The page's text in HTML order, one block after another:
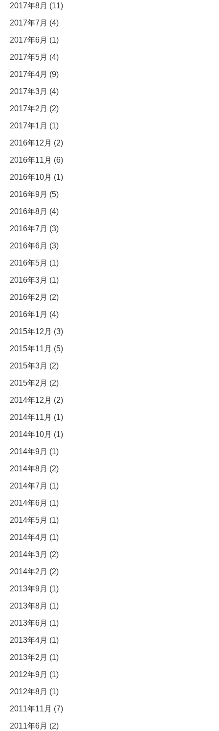
2017年8月 (11)
2017年7月 (4)
2017年6月 (1)
2017年5月 (4)
2017年4月 (9)
2017年3月 (4)
2017年2月 (2)
2017年1月 (1)
2016年12月 (2)
2016年11月 (6)
2016年10月 (1)
2016年9月 (5)
2016年8月 (4)
2016年7月 (3)
2016年6月 (3)
2016年5月 (1)
2016年3月 (1)
2016年2月 (2)
2016年1月 (4)
2015年12月 (3)
2015年11月 (5)
2015年3月 (2)
2015年2月 (2)
2014年12月 (2)
2014年11月 (1)
2014年10月 (1)
2014年9月 (1)
2014年8月 (2)
2014年7月 (1)
2014年6月 (1)
2014年5月 (1)
2014年4月 (1)
2014年3月 (2)
2014年2月 (2)
2013年9月 (1)
2013年8月 (1)
2013年6月 (1)
2013年4月 (1)
2013年2月 (1)
2012年9月 (1)
2012年8月 (1)
2011年11月 (7)
2011年6月 (2)